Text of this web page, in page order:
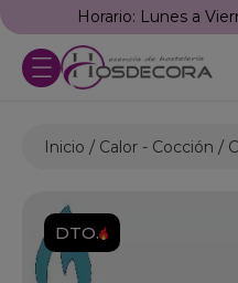
Horario: Lunes a
Inicio Calor - Cocción
DTO.